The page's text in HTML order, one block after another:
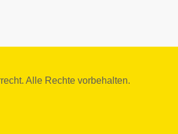
Alle Rechte vorbehalten.